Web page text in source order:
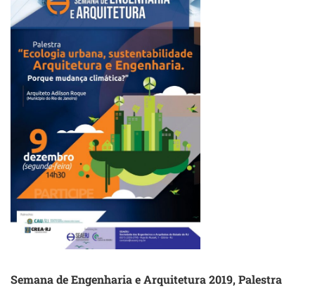
VACINAS
CONTRA
19
Semana de Engenharia e Arquitetura 2019, Palestra